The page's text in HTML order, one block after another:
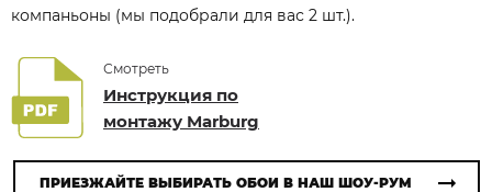
компаньоны (мы подобрали для вас 2 шт.).
Смотреть
Инструкция по
монтажу Marburg
ПРИЕЗЖАЙТЕ ВЫБИРАТЬ ОБОИ В НАШ ШОУ-РУМ